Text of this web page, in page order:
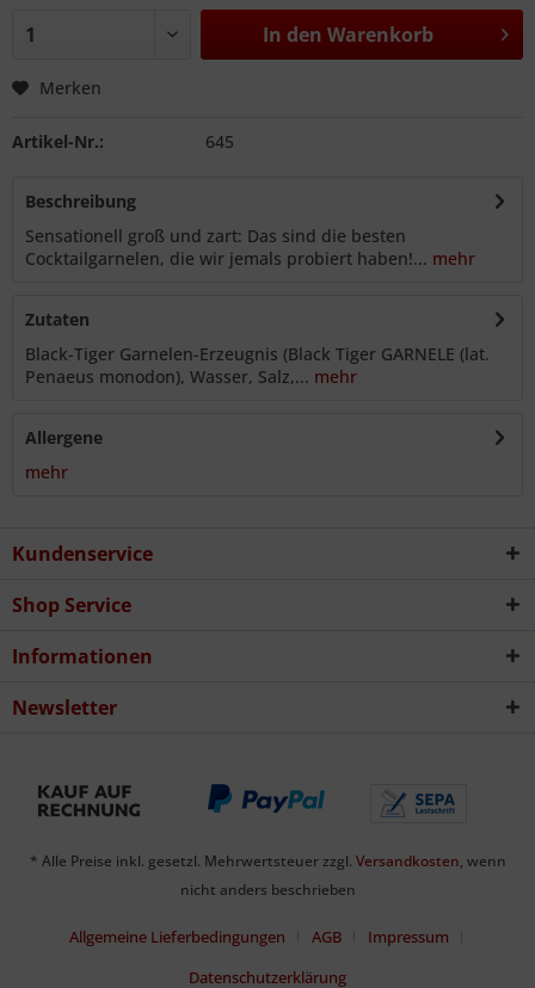
In den Warenkorb
Merken
Artikel-Nr.: 645
Beschreibung
Sensationell groß und zart: Das sind die besten
Cocktailgarnelen, die wir jemals probiert haben!... mehr
Zutaten
Black-Tiger Garnelen-Erzeugnis (Black Tiger GARNELE (lat.
Penaeus monodon), Wasser, Salz,... mehr
Allergene
mehr
Kundenservice
Shop Service
Informationen
Newsletter
* Alle Preise inkl. gesetzl. Mehrwertsteuer zzgl. Versandkosten, wenn
nicht anders beschrieben
Allgemeine Lieferbedingungen AGB
Impressum
Datenschutzerklärung